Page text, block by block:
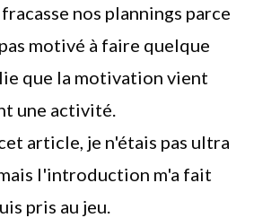
nos plannings parce
motivé à faire quelque
que la motivation vient
une activité.
article, je n'étais pas ultra
l'introduction m'a fait
pris au jeu.